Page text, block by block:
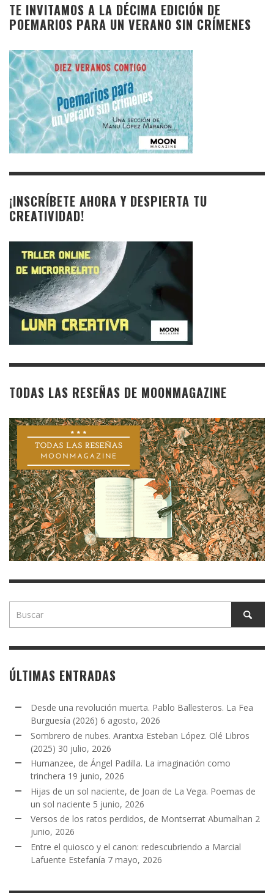
TE INVITAMOS A LA DÉCIMA EDICIÓN DE
POEMARIOS PARA UN VERANO SIN CRÍMENES
¡INSCRÍBETE AHORA Y DESPIERTA TU
CREATIVIDAD!
TODAS LAS RESEÑAS DE MOONMAGAZINE
ÚLTIMAS ENTRADAS
Desde una revolución muerta. Pablo Ballesteros. La Fea
Burguesía (2026) 6 agosto, 2026
Sombrero de nubes. Arantxa Esteban López. Olé Libros
(2025) 30 julio, 2026
Humanzee, de Ángel Padilla. La imaginación como
trinchera 19 junio, 2026
Hijas de un sol naciente, de Joan de La Vega. Poemas de
un sol naciente 5 junio, 2026
Versos de los ratos perdidos, de Montserrat Abumalhan 2
junio, 2026
Entre el quiosco y el canon: redescubriendo a Marcial
Lafuente Estefanía 7 mayo, 2026